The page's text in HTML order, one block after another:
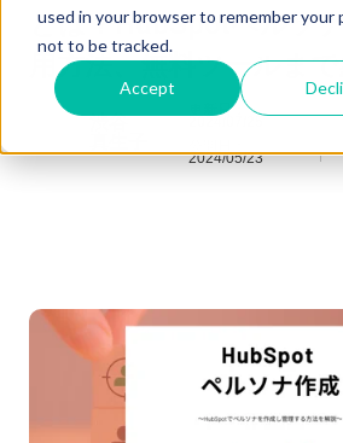
used in your browser to remember your
not to be tracked.
Accept
とは？HubSpotペルソ
用方法、無料ツールま
渋谷
更新日：
2024/05/23